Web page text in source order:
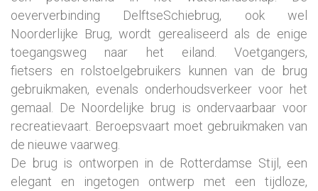
oeververbinding DelftseSchiebrug, ook wel
Noorderlijke Brug, wordt gerealiseerd als de enige
toegangsweg naar het eiland. Voetgangers,
fietsers en rolstoelgebruikers kunnen van de brug
gebruikmaken, evenals onderhoudsverkeer voor het
gemaal. De Noordelijke brug is ondervaarbaar voor
recreatievaart. Beroepsvaart moet gebruikmaken van
de nieuwe vaarweg.
De brug is ontworpen in de Rotterdamse Stijl, een
elegant en ingetogen ontwerp met een tijdloze,